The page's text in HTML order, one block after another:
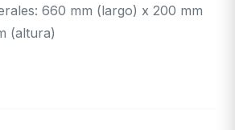
660 mm (largo) x 200 mm
(altura)